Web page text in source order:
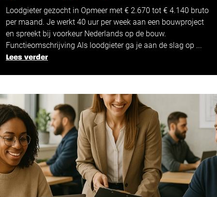
€2.670 -€4.140
Loodgieter gezocht in Opmeer met € 2.670 tot € 4.140 bruto
per maand. Je werkt 40 uur per week aan een bouwproject
en spreekt bij voorkeur Nederlands op de bouw.
Functieomschrijving Als loodgieter ga je aan de slag op ...
Lees verder